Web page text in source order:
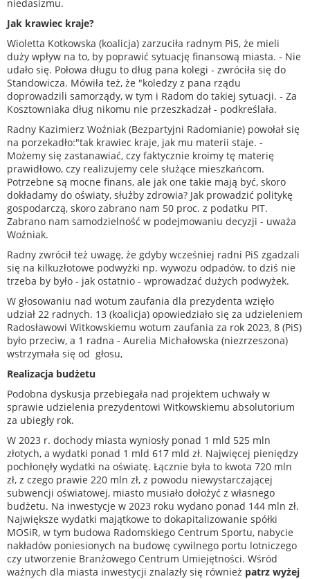
niedasizmu.
Jak krawiec kraje?
Wioletta Kotkowska (koalicja) zarzuciła radnym PiS, że mieli
duży wpływ na to, by poprawić sytuację finansową miasta. - Nie
udało się. Połowa długu to dług pana kolegi - zwróciła się do
Standowicza. Mówiła też, że "koledzy z pana rządu
doprowadzili samorządy, w tym i Radom do takiej sytuacji. - Za
Kosztowniaka dług nikomu nie przeszkadzał - podkreślała.
Radny Kazimierz Woźniak (Bezpartyjni Radomianie) powołał się
na porzekadło:"tak krawiec kraje, jak mu materii staje. -
Możemy się zastanawiać, czy faktycznie kroimy tę materię
prawidłowo, czy realizujemy cele służące mieszkańcom.
Potrzebne są mocne finans, ale jak one takie mają być, skoro
dokładamy do oświaty, służby zdrowia? Jak prowadzić politykę
gospodarczą, skoro zabrano nam 50 proc. z podatku PIT.
Zabrano nam samodzielność w podejmowaniu decyzji - uważa
Woźniak.
Radny zwrócił też uwagę, że gdyby wcześniej radni PiS zgadzali
się na kilkuzłotowe podwyżki np. wywozu odpadów, to dziś nie
trzeba by było - jak ostatnio - wprowadzać dużych podwyżek.
W głosowaniu nad wotum zaufania dla prezydenta wzięło
udział 22 radnych. 13 (koalicja) opowiedziało się za udzieleniem
Radosławowi Witkowskiemu wotum zaufania za rok 2023, 8 (PiS)
było przeciw, a 1 radna - Aurelia Michałowska (niezrzeszona)
wstrzymała się od głosu,
Realizacja budżetu
Podobna dyskusja przebiegała nad projektem uchwały w
sprawie udzielenia prezydentowi Witkowskiemu absolutorium
za ubiegły rok.
W 2023 r. dochody miasta wyniosły ponad 1 mld 525 mln
złotych, a wydatki ponad 1 mld 617 mld zł. Najwięcej pieniędzy
pochłonęły wydatki na oświatę. Łącznie była to kwota 720 mln
zł, z czego prawie 220 mln zł, z powodu niewystarczającej
subwencji oświatowej, miasto musiało dołożyć z własnego
budżetu. Na inwestycje w 2023 roku wydano ponad 144 mln zł.
Największe wydatki majątkowe to dokapitalizowanie spółki
MOSiR, w tym budowa Radomskiego Centrum Sportu, nabycie
nakładów poniesionych na budowę cywilnego portu lotniczego
czy utworzenie Branżowego Centrum Umiejętności. Wśród
ważnych dla miasta inwestycji znalazły się również patrz wyżej